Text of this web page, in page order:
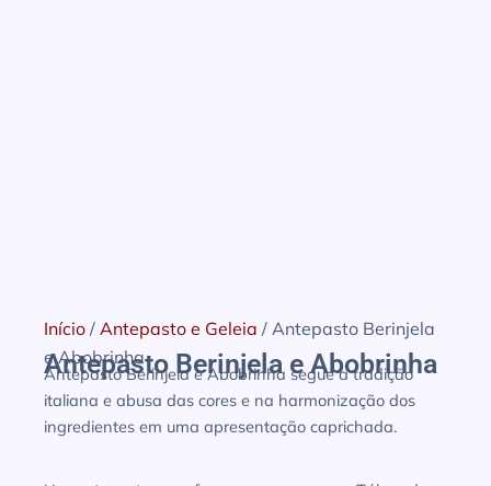
Início / Antepasto e Geleia / Antepasto Berinjela
e Abobrinha
Antepasto Berinjela e Abobrinha
Antepasto Berinjela e Abobrinha segue a tradição
italiana e abusa das cores e na harmonização dos
ingredientes em uma apresentação caprichada.